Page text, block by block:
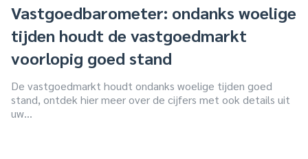
Vastgoedbarometer: ondanks woelige
tijden houdt de vastgoedmarkt
voorlopig goed stand
De vastgoedmarkt houdt ondanks woelige tijden goed
stand, ontdek hier meer over de cijfers met ook details uit
uw...